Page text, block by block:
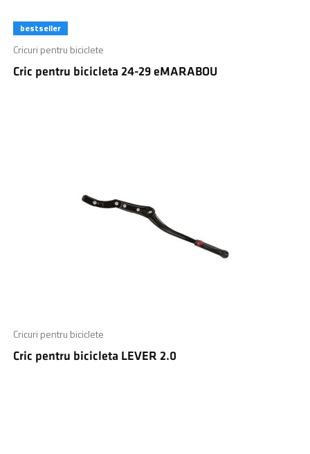
bestseller
Cricuri pentru biciclete
Cric pentru bicicleta 24-29 eMARABOU
Cricuri pentru biciclete
Cric pentru bicicleta LEVER 2.0